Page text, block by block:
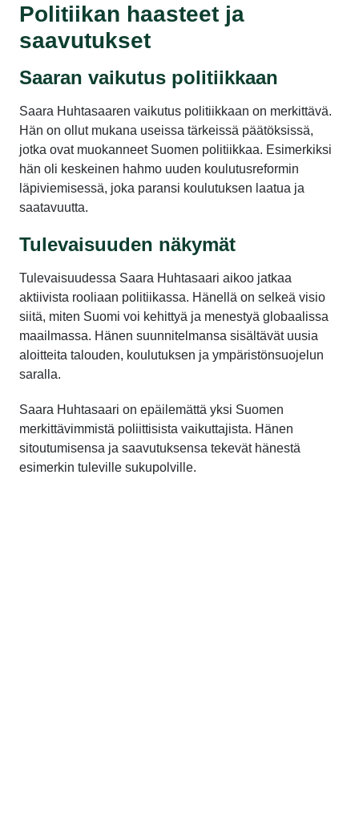
Politiikan haasteet ja
saavutukset
Saaran vaikutus politiikkaan
Saara Huhtasaaren vaikutus politiikkaan on merkittävä.
Hän on ollut mukana useissa tärkeissä päätöksissä,
jotka ovat muokanneet Suomen politiikkaa. Esimerkiksi
hän oli keskeinen hahmo uuden koulutusreformin
läpiviemisessä, joka paransi koulutuksen laatua ja
saatavuutta.
Tulevaisuuden näkymät
Tulevaisuudessa Saara Huhtasaari aikoo jatkaa
aktiivista rooliaan politiikassa. Hänellä on selkeä visio
siitä, miten Suomi voi kehittyä ja menestyä globaalissa
maailmassa. Hänen suunnitelmansa sisältävät uusia
aloitteita talouden, koulutuksen ja ympäristönsuojelun
saralla.
Saara Huhtasaari on epäilemättä yksi Suomen
merkittävimmistä poliittisista vaikuttajista. Hänen
sitoutumisensa ja saavutuksensa tekevät hänestä
esimerkin tuleville sukupolville.